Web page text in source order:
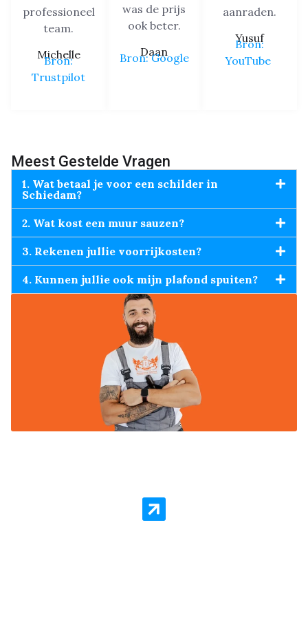
professioneel
team.
Michelle
Bron:
Trustpilot
was de prijs
ook beter.
Daan
Bron: Google
aanraden.
Yusuf
Bron:
YouTube
Meest Gestelde Vragen
1. Wat betaal je voor een schilder in
Schiedam?
2. Wat kost een muur sauzen?
3. Rekenen jullie voorrijkosten?
4. Kunnen jullie ook mijn plafond spuiten?